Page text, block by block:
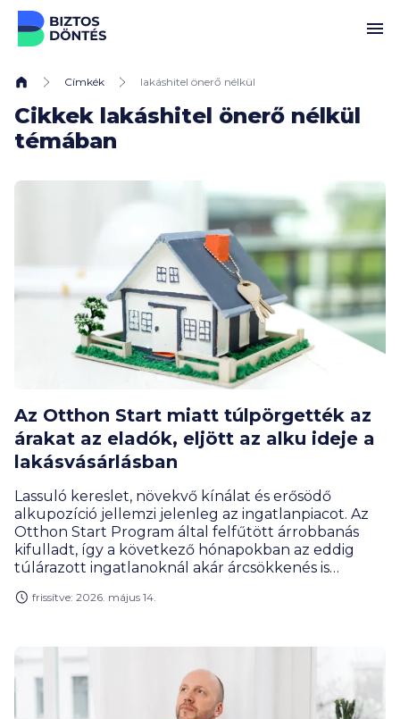
Ugrás a tartalomhoz
Címkék lakáshitel önerő nélkül
Cikkek lakáshitel önerő nélkül
témában
Az Otthon Start miatt túlpörgették az
árakat az eladók, eljött az alku ideje a
lakásvásárlásban
Lassuló kereslet, növekvő kínálat és erősödő
alkupozíció jellemzi jelenleg az ingatlanpiacot. Az
Otthon Start Program által felfűtött árrobbanás
kifulladt, így a következő hónapokban az eddig
túlárazott ingatlanoknál akár árcsökkenés is
ugyan kezdenek felpörögni, de ezek hatása nem
frissítve: 2026. május 14.